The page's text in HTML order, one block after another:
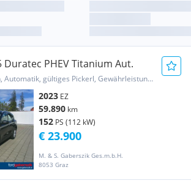
Duratec PHEV Titanium Aut.
Hybrid Elektro/Benzin, Automatik, gültiges Pickerl, Gewährleistung, Garantie
2023 EZ
59.890 km
152 PS (112 kW)
M. & S. Gaberszik Ges.m.b.H.
8053 Graz
€ 23.900